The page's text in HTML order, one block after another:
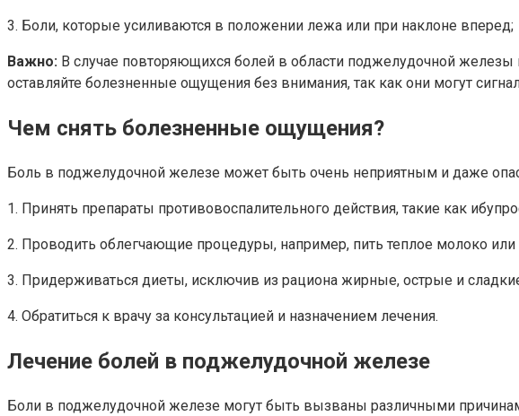
3. Боли, которые усиливаются в положении лежа или при наклоне вперед;
Важно: В случае повторяющихся болей в области поджелудочной железы
оставляйте болезненные ощущения без внимания, так как они могут
Чем снять болезненные ощущения?
Боль в поджелудочной железе может быть очень неприятным и даже
1. Принять препараты противовоспалительного действия, такие как
2. Проводить облегчающие процедуры, например, пить теплое молоко
3. Придерживаться диеты, исключив из рациона жирные, острые и
4. Обратиться к врачу за консультацией и назначением лечения.
Лечение болей в поджелудочной железе
Боли в поджелудочной железе могут быть вызваны различными